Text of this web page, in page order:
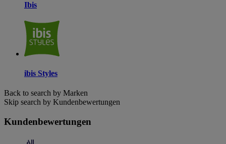
Ibis
ibis Styles
Back to search by Marken
Skip search by Kundenbewertungen
Kundenbewertungen